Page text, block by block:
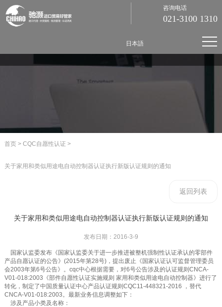
咨询电话
021-3100 1310
日本語
首页 > CQC自愿性认证 >
关于家用和类似用途电自动控制器认证执行新版认证规则的通知
返回列表
关于家用和类似用途电自动控制器认证执行新版认证规则的通知
发布日期：2016-3-9
国家认监委发布《国家认监委关于进一步推进被整机强制性认证承认的零部件
产品自愿认证的公告》(2015年第28号)，提出废止《国家认证认可监督管理委员
会2003年第6号公告》。cqc中心根据需要，对6号公告涉及的认证规则CNCA-
V01-018:2003《部件自愿性认证实施规则 家用和类似用途电自动控制器》进行了
转化，制定了中国质量认证中心产品认证规则CQC11-448321-2016 ，替代
CNCA-V01-018:2003。最新业务信息调整如下：
涉及产品小类及名称：